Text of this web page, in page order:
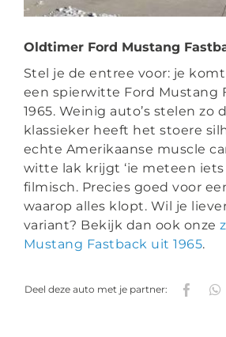
+31 6 223 921
Oldtimer Ford Mustang
Stel je de entree voor: je
een spierwitte Ford Mustang
1965. Weinig auto’s stelen zo
klassieker heeft het stoere
echte Amerikaanse muscle
witte lak krijgt ‘ie meteen
filmisch. Precies goed voor
waarop alles klopt. Wil je
variant? Bekijk dan ook onze
Mustang Fastback uit 1965.
Deel deze auto met je partner: